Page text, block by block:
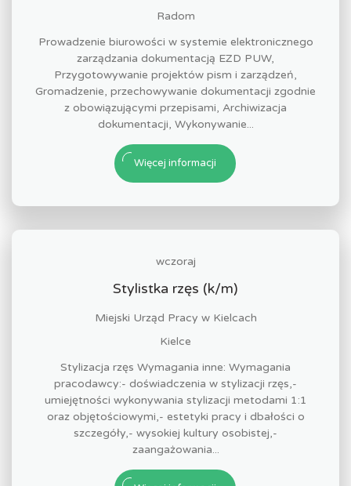
Radom
Prowadzenie biurowości w systemie elektronicznego
zarządzania dokumentacją EZD PUW,
Przygotowywanie projektów pism i zarządzeń,
Gromadzenie, przechowywanie dokumentacji zgodnie
z obowiązującymi przepisami, Archiwizacja
dokumentacji, Wykonywanie...
Więcej informacji
wczoraj
Stylistka rzęs (k/m)
Miejski Urząd Pracy w Kielcach
Kielce
Stylizacja rzęs Wymagania inne: Wymagania
pracodawcy:- doświadczenia w stylizacji rzęs,-
umiejętności wykonywania stylizacji metodami 1:1
oraz objętościowymi,- estetyki pracy i dbałości o
szczegóły,- wysokiej kultury osobistej,-
zaangażowania...